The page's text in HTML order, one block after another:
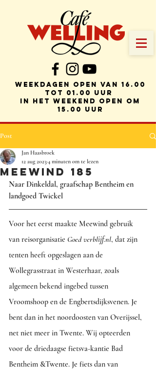
weekdagen Open van 16.00
tot 01.00 uur
in het weekend open om
15.00 uur
Post
MEEWIND 185
Jan Haasbroek
12 aug 20234 minuten om te lezen
Naar Dinkeldal, graafschap Bentheim en
landgoed Twickel
Voor het eerst maakte Meewind gebruik
van reisorganisatie Goed verblijf.nl, dat zijn
tenten heeft opgeslagen aan de
Wollegrasstraat in Westerhaar, zoals
algemeen bekend ingebed tussen
Vroomshoop en de Engbertsdijksvenen. Je
bent dan in het noordoosten van Overijssel,
net niet meer in Twente. Wij opteerden
voor de driedaagse fietsva-kantie Bad
Bentheim &Twente. Je fiets dan van